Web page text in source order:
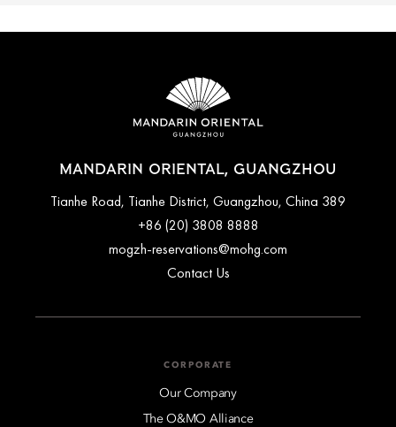
MANDARIN ORIENTAL, GUANGZHOU
389 Tianhe Road, Tianhe District, Guangzhou, China
+86 (20) 3808 8888
mogzh-reservations@mohg.com
Contact Us
CORPORATE
Our Company
The O&MO Alliance